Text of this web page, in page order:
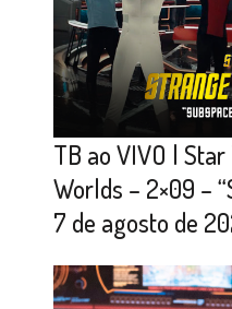
TB ao VIVO |
Worlds – 2×09 –
7 de agosto de